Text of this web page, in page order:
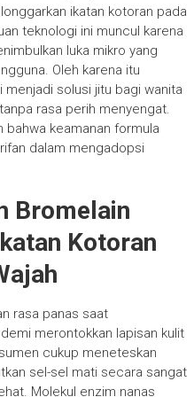
ikatan kotoran pada
teknologi ini muncul karena
luka mikro yang
Oleh karena itu
solusi jitu bagi wanita
rasa perih menyengat.
keamanan formula
dalam mengadopsi
Bromelain
Kotoran
rasa panas saat
merontokkan lapisan kulit
cukup meneteskan
sel-sel mati secara sangat
Molekul enzim nanas